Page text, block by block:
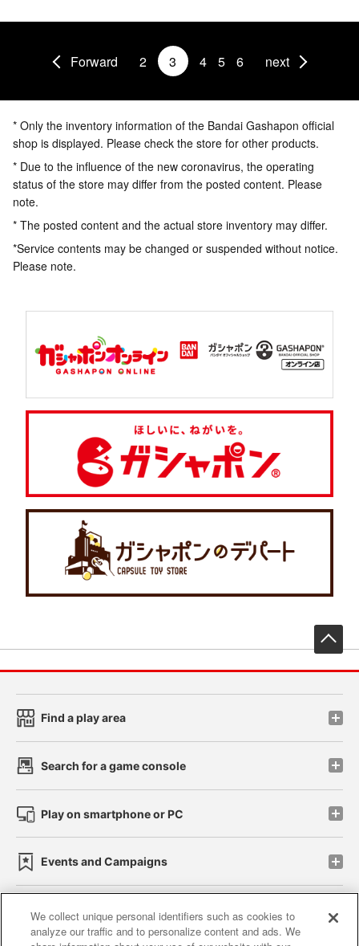
Forward 2 3 4 5 6 next
* Only the inventory information of the Bandai Gashapon official
shop is displayed. Please check the store for other products.
* Due to the influence of the new coronavirus, the operating
status of the store may differ from the posted content. Please
note.
* The posted content and the actual store inventory may differ.
*Service contents may be changed or suspended without notice.
Please note.
Find a play area
Search for a game console
Play on smartphone or PC
Events and Campaigns
Affiliate Sustainability site policy privacy policy
We collect unique personal identifiers such as cookies to
analyze our traffic and to personalize content and ads. We